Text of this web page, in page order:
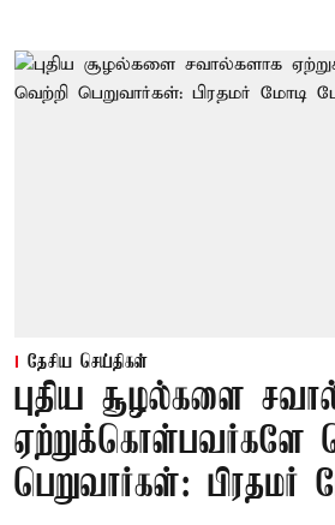
தேசிய செய்திகள்
புதிய சூழல்களை
ஏற்றுக்கொள்பவர்களே
பெறுவார்கள்: பிரதமர்